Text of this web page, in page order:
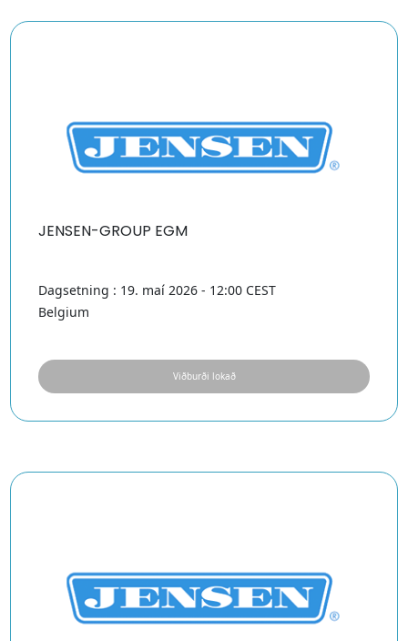
JENSEN-GROUP EGM
Dagsetning : 19. maí 2026 - 12:00 CEST
Belgium
Viðburði lokað